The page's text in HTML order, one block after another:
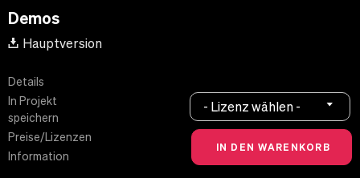
Demos
Hauptversion
Details
In Projekt
speichern
Preise/Lizenzen
Information
- Lizenz wählen -